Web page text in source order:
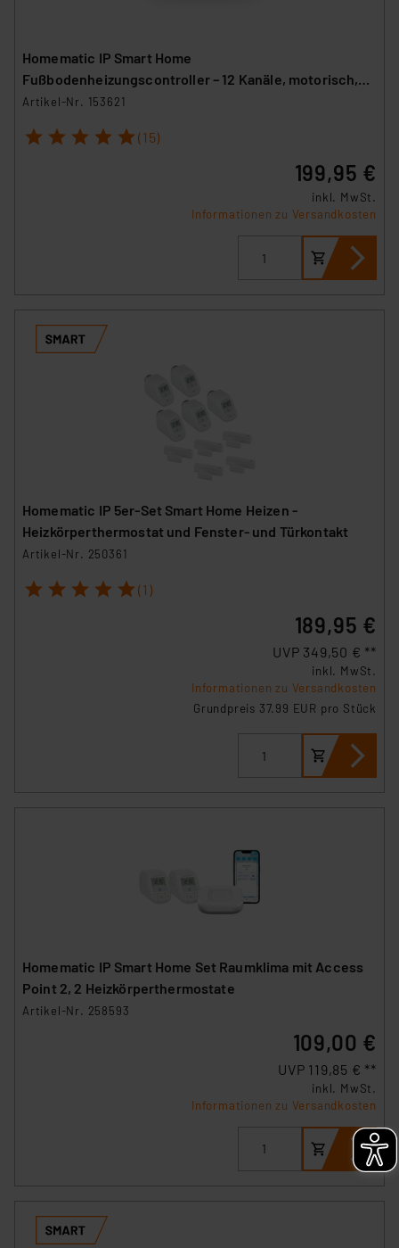
Homematic IP Smart Home
Fußbodenheizungscontroller – 12 Kanäle, motorisch,
HmIP-FALMOT-C12
Artikel-Nr. 153621
1 2 3 4 5 (15)
199,95 €
inkl. MwSt.
Informationen zu Versandkosten
Homematic IP 5er-Set Smart Home Heizen -
Heizkörperthermostat und Fenster- und Türkontakt
Artikel-Nr. 250361
1 2 3 4 5 (1)
189,95 €
UVP 349,50 € **
inkl. MwSt.
Informationen zu Versandkosten
Grundpreis 37.99 EUR pro Stück
Homematic IP Smart Home Set Raumklima mit Access
Point 2, 2 Heizkörperthermostate
Artikel-Nr. 258593
109,00 €
UVP 119,85 € **
inkl. MwSt.
Informationen zu Versandkosten